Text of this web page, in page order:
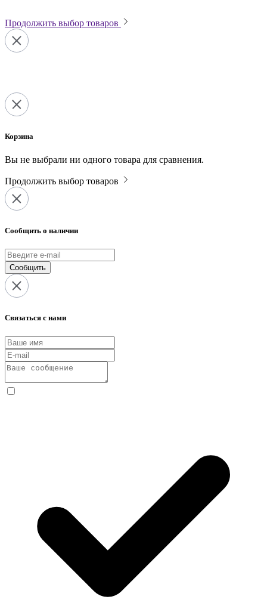
Продолжить выбор товаров
Корзина
Вы не выбрали ни одного товара для сравнения.
Продолжить выбор товаров
Сообщить о наличии
Сообщить
Связаться с нами